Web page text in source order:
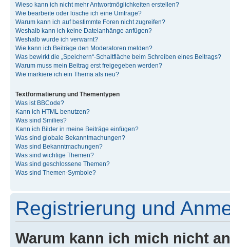
Wieso kann ich nicht mehr Antwortmöglichkeiten erstellen?
Wie bearbeite oder lösche ich eine Umfrage?
Warum kann ich auf bestimmte Foren nicht zugreifen?
Weshalb kann ich keine Dateianhänge anfügen?
Weshalb wurde ich verwarnt?
Wie kann ich Beiträge den Moderatoren melden?
Was bewirkt die „Speichern“-Schaltfläche beim Schreiben eines Beitrags?
Warum muss mein Beitrag erst freigegeben werden?
Wie markiere ich ein Thema als neu?
Textformatierung und Thementypen
Was ist BBCode?
Kann ich HTML benutzen?
Was sind Smilies?
Kann ich Bilder in meine Beiträge einfügen?
Was sind globale Bekanntmachungen?
Was sind Bekanntmachungen?
Was sind wichtige Themen?
Was sind geschlossene Themen?
Was sind Themen-Symbole?
Registrierung und
Warum kann ich mich nicht